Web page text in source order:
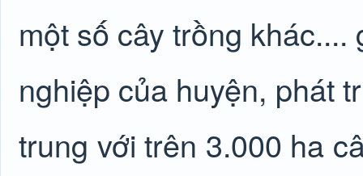
một số cây trồng
nghiệp của huyện, phát
trung với trên 3.000 ha